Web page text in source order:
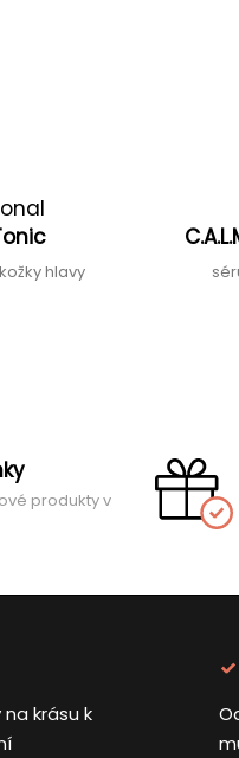
hlavy
produkty v
krásu k